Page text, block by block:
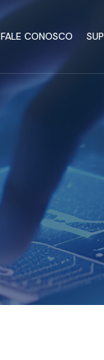
FALE CONOSCO